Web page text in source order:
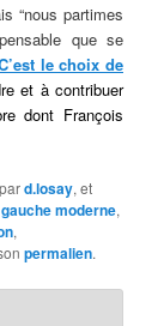
“nous partimes
que se
le choix de
et à contribuer
dont François
pard.losay, et
gauche moderne,
,
permalien.